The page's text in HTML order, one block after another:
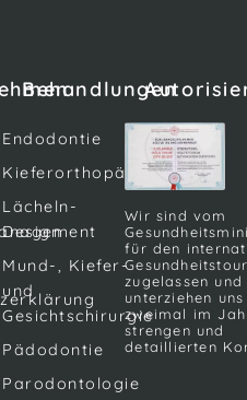
Behandlungen
Endodontie
Kieferorthopädie
Lächeln-
Design
Mund-, Kiefer-
und
Gesichtschirurgie
Pädodontie
Parodontologie
Wir sind vom
für den
zugelassen und
unterziehen uns
zweimal im
strengen und
detaillierten